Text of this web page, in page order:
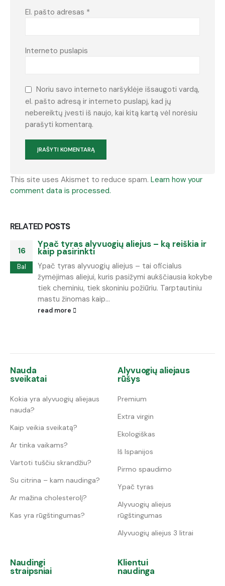
El. pašto adresas *
Interneto puslapis
Noriu savo interneto naršyklėje išsaugoti vardą,
el. pašto adresą ir interneto puslapį, kad jų
nebereiktų įvesti iš naujo, kai kitą kartą vėl norėsiu
parašyti komentarą.
This site uses Akismet to reduce spam. Learn how your
comment data is processed.
RELATED POSTS
16
Bal
Ypač tyras alyvuogių aliejus – ką reiškia ir
kaip pasirinkti
Ypač tyras alyvuogių aliejus – tai oficialus
žymėjimas aliejui, kuris pasižymi aukščiausia kokybe
tiek cheminiu, tiek skoniniu požiūriu. Tarptautiniu
mastu žinomas kaip...
read more
Nauda
sveikatai
Kokia yra alyvuogių aliejaus
nauda?
Kaip veikia sveikatą?
Ar tinka vaikams?
Vartoti tuščiu skrandžiu?
Su citrina – kam naudinga?
Ar mažina cholesterolį?
Kas yra rūgštingumas?
Alyvuogių aliejaus
rūšys
Premium
Extra virgin
Ekologiškas
Iš Ispanijos
Pirmo spaudimo
Ypač tyras
Alyvuogių aliejus
rūgštingumas
Alyvuogių aliejus 3 litrai
Naudingi
straipsniai
Klientui
naudinga